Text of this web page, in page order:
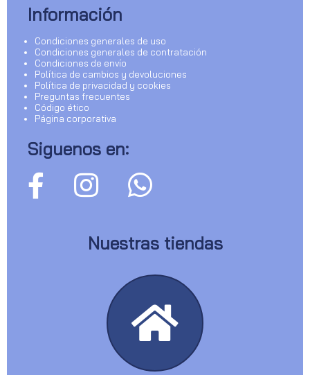
Información
Condiciones generales de uso
Condiciones generales de contratación
Condiciones de envío
Política de cambios y devoluciones
Política de privacidad y cookies
Preguntas frecuentes
Código ético
Página corporativa
Siguenos en:
Nuestras tiendas